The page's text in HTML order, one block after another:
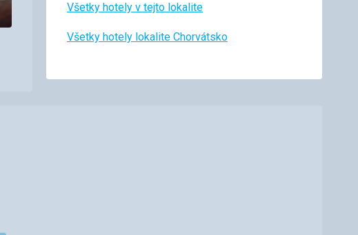
Všetky hotely v tejto lokalite
Všetky hotely lokalite Chorvátsko